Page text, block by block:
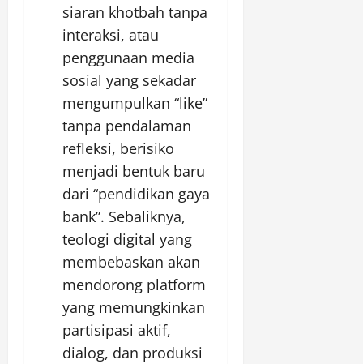
siaran khotbah tanpa
interaksi, atau
penggunaan media
sosial yang sekadar
mengumpulkan “like”
tanpa pendalaman
refleksi, berisiko
menjadi bentuk baru
dari “pendidikan gaya
bank”. Sebaliknya,
teologi digital yang
membebaskan akan
mendorong platform
yang memungkinkan
partisipasi aktif,
dialog, dan produksi